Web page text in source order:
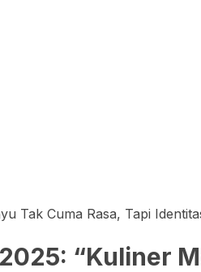
Tak Cuma Rasa, Tapi
“Kuliner